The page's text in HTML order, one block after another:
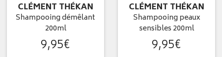
CLÉMENT THÉKAN
Shampooing démêlant
200ml
9,95€
CLÉMENT THÉKAN
Shampooing peaux
sensibles 200ml
9,95€